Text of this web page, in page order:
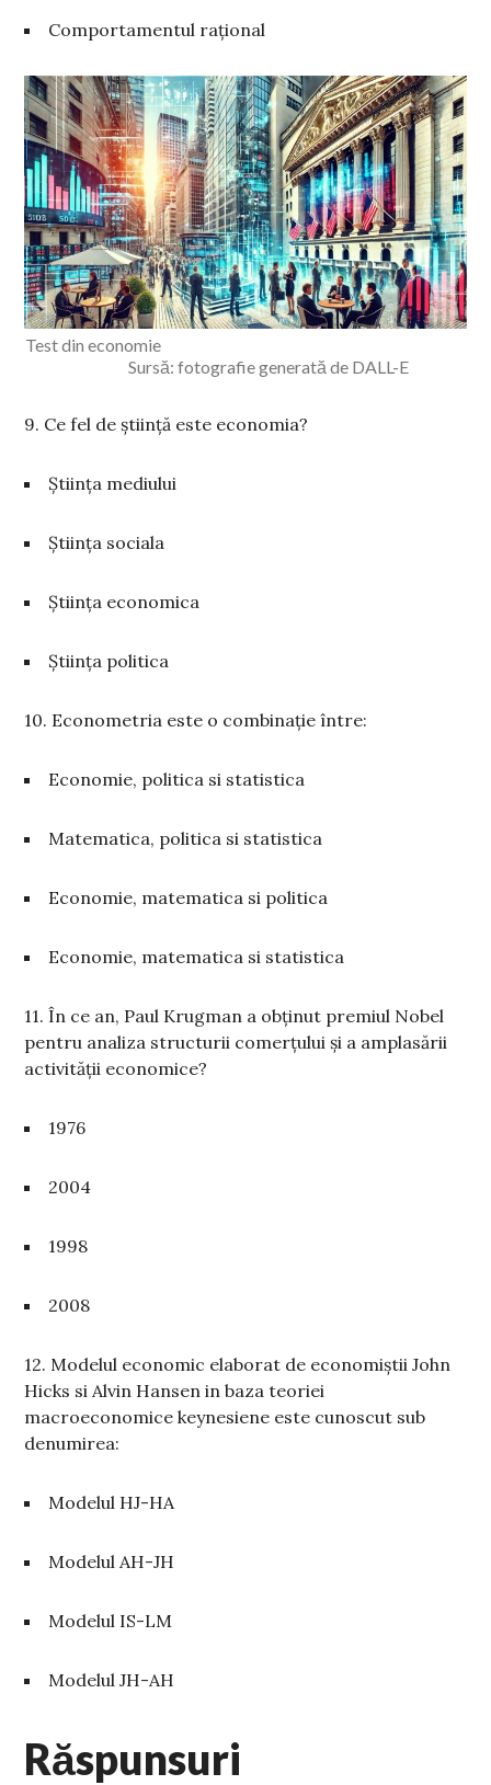
Comportamentul rațional
Test din economie
Sursă: fotografie generată de DALL-E
9. Ce fel de știință este economia?
Știința mediului
Știința sociala
Știința economica
Știința politica
10. Econometria este o combinație între:
Economie, politica si statistica
Matematica, politica si statistica
Economie, matematica si politica
Economie, matematica si statistica
11. În ce an, Paul Krugman a obținut premiul Nobel
pentru analiza structurii comerțului și a amplasării
activității economice?
1976
2004
1998
2008
12. Modelul economic elaborat de economiștii John
Hicks si Alvin Hansen in baza teoriei
macroeconomice keynesiene este cunoscut sub
denumirea:
Modelul HJ-HA
Modelul AH-JH
Modelul IS-LM
Modelul JH-AH
Răspunsuri